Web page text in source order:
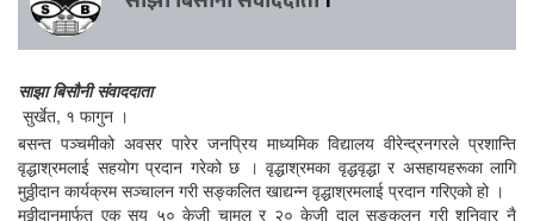
साझा बिसौनी संवाददाता
सुर्खेत, १ फागुन ।
बसन्त पञ्चमीको अवसर पारेर जनप्रिय माध्यमिक विद्यालय वीरेन्द्रनगरले प्रशान्ति
वृद्धाश्रमलाई सहयोग प्रदान गरेको छ । वृद्धाश्रमका वृद्धवृद्धा र असहायहरूका लागि
मुठ्ठीदान कार्यक्रम सञ्चालन गरी सङ्कलित खाद्यन्न वृद्धाश्रमलाई प्रदान गरिएको हो ।
मुठ्ठीदानमार्फत् एक सय ५० केजी चामल र २० केजी दाल सङ्कलन गरी शनिवार नै